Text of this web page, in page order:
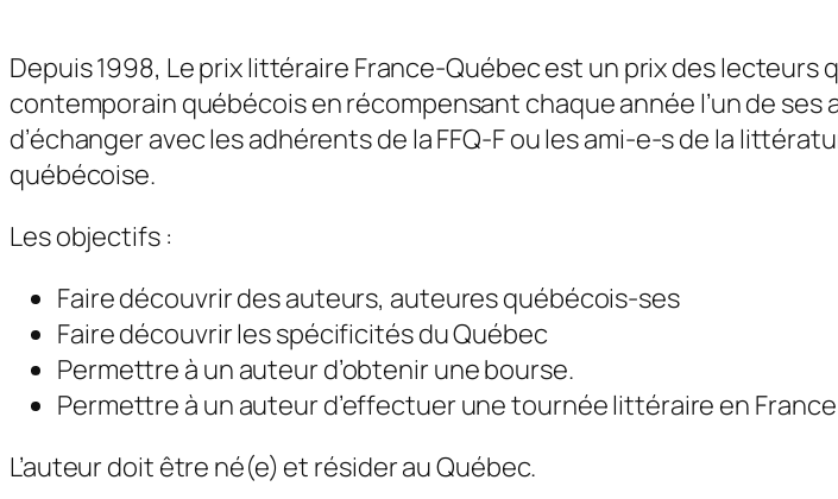
Depuis 1998, Le prix littéraire France-Québec est un prix des lecteurs
contemporain québécois en récompensant chaque année l’un de
d’échanger avec les adhérents de la FFQ-F ou les ami-e-s de la
québécoise.
Les objectifs :
Faire découvrir des auteurs, auteures québécois-ses
Faire découvrir les spécificités du Québec
Permettre à un auteur d’obtenir une bourse.
Permettre à un auteur d’effectuer une tournée littéraire en France
L’auteur doit être né(e) et résider au Québec.